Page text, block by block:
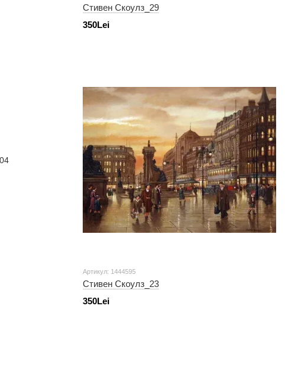
Стивен Скоулз_29
350Lei
Артикул: 1444595
Стивен Скоулз_23
350Lei